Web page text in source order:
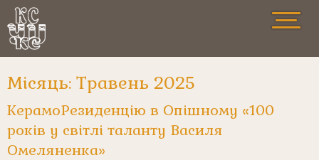
Місяць: Травень 2025
КерамоРезиденцію в Опішному «100
років у світлі таланту Василя
Омеляненка»